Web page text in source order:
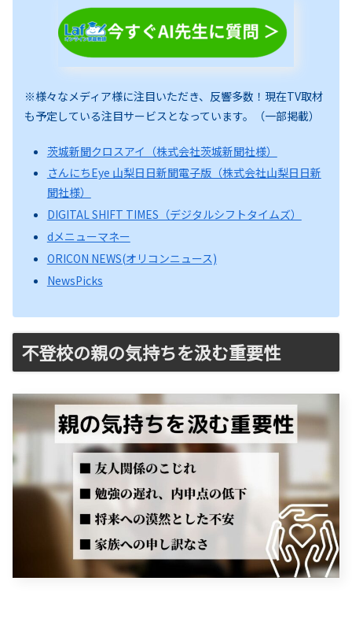
※様々なメディア様に注目いただき、反響多数！現在TV取材
も予定している注目サービスとなっています。（一部掲載）
茨城新聞クロスアイ（株式会社茨城新聞社様）
さんにちEye 山梨日日新聞電子版（株式会社山梨日日新
聞社様）
DIGITAL SHIFT TIMES（デジタルシフトタイムズ）
dメニューマネー
ORICON NEWS(オリコンニュース)
NewsPicks
不登校の親の気持ちを汲む重要性